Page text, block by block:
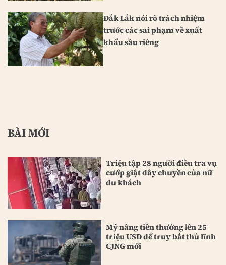
Đắk Lắk nói rõ trách nhiệm
trước các sai phạm về xuất
khẩu sầu riêng
BÀI MỚI
Triệu tập 28 người điều tra vụ
cướp giật dây chuyền của nữ
du khách
Mỹ nâng tiền thưởng lên 25
triệu USD để truy bắt thủ lĩnh
CJNG mới